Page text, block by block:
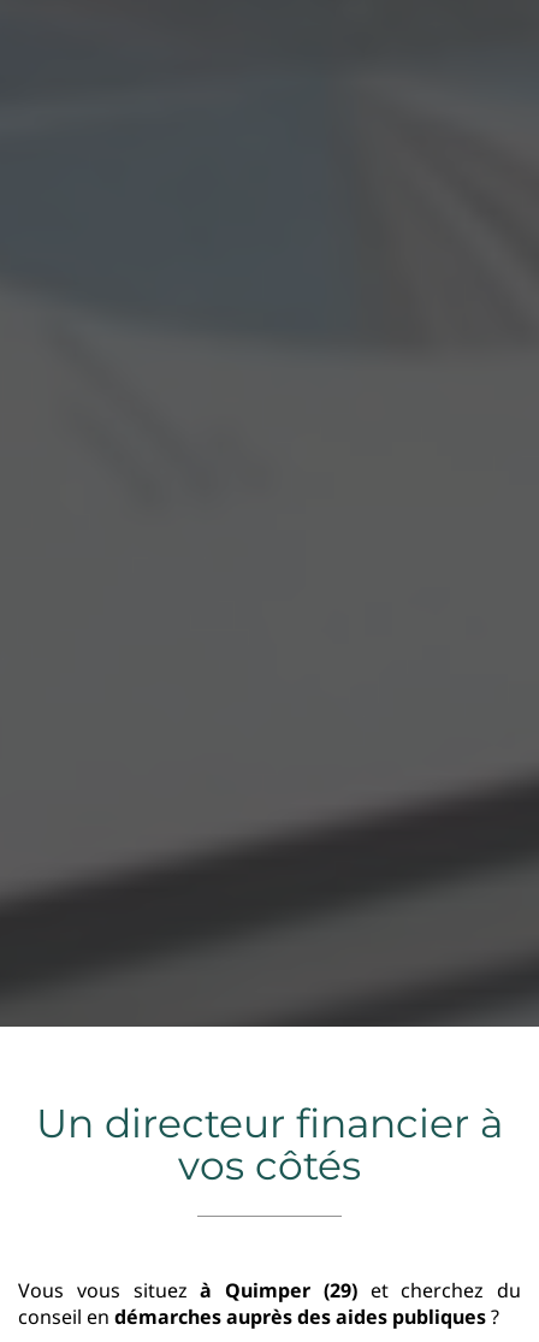
Un directeur financier à
vos côtés
Vous vous situezà Quimper (29)et cherchez du
conseil en démarches auprès des aides publiques?